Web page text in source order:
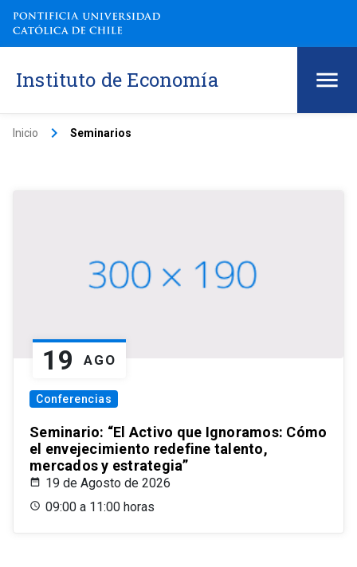
Instituto de Economía
Inicio keyboard_arrow_right Seminarios
19 AGO
Conferencias
Seminario: “El Activo que Ignoramos: Cómo
el envejecimiento redefine talento,
mercados y estrategia”
19 de Agosto de 2026
09:00 a 11:00 horas